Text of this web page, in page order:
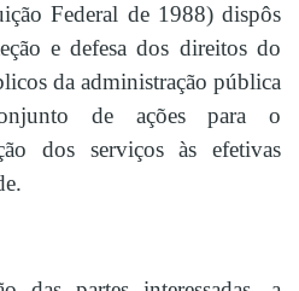
Federal de 1988) dispôs
e defesa dos direitos do
da administração pública
de ações para o
dos serviços às efetivas